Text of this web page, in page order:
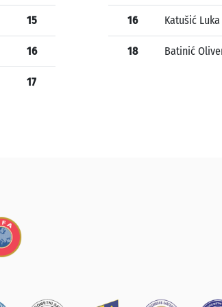
15
16
17
16 Katušić Luka
18 Batinić